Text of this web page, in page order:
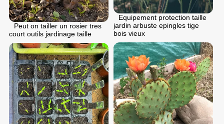
Equipement protection taille
jardin arbuste epingles tige
bois vieux
Peut on tailler un rosier tres
court outils jardinage taille